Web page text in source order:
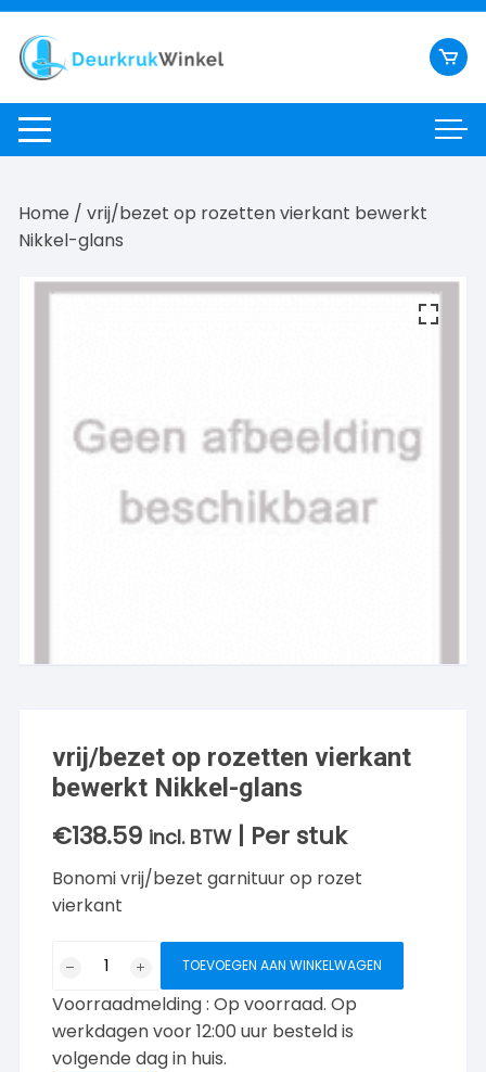
Ga
naar
inhoud
Home / vrij/bezet op rozetten vierkant bewerkt
Nikkel-glans
vrij/bezet op rozetten vierkant
bewerkt Nikkel-glans
€138.59 incl. BTW | Per stuk
Bonomi vrij/bezet garnituur op rozet
vierkant
rozetten
vierkant
bewerkt
TOEVOEGEN AAN WINKELWAGEN
Voorraadmelding : Op voorraad. Op
werkdagen voor 12:00 uur besteld is
volgende dag in huis.